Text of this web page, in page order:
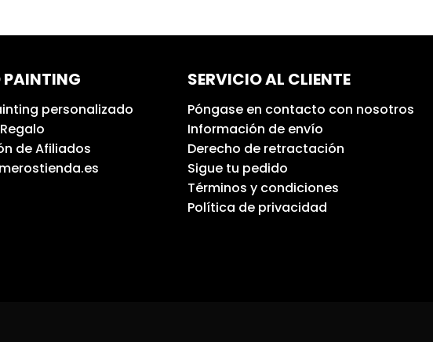
personalizado
de Afiliados
SERVICIO AL CLIENTE
Póngase en contacto con nosotros
Información de envío
Derecho de retractación
Sigue tu pedido
Términos y condiciones
Política de privacidad